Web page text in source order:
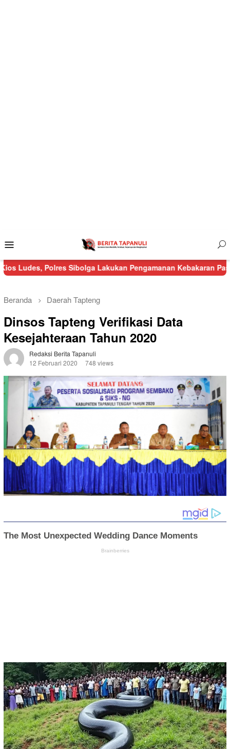
Mobile
Sibolga Lakukan Pengamanan Kebakaran Pasar Nauli
Beranda DaerahTapteng
Dinsos Tapteng Verifikasi Data
Kesejahteraan Tahun 2020
Redaksi Berita Tapanuli
12 Februari 2020
748 views